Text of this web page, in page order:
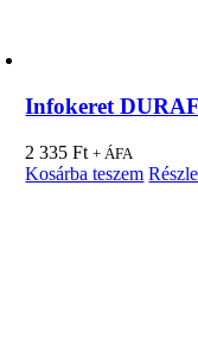
Infokeret
2 335Ft + ÁFA
Kosárba teszem